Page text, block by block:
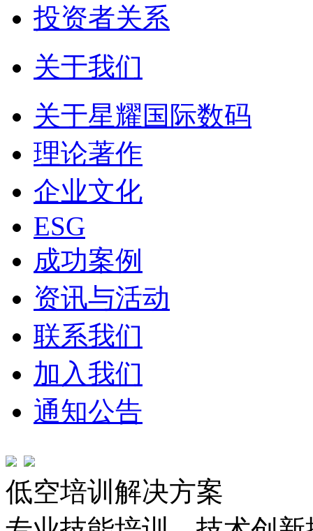
投资者关系
关于我们
关于星耀国际数码
理论著作
企业文化
ESG
成功案例
资讯与活动
联系我们
加入我们
通知公告
低空培训解决方案